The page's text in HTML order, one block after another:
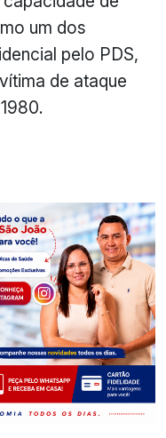
um dos
pelo PDS,
de ataque